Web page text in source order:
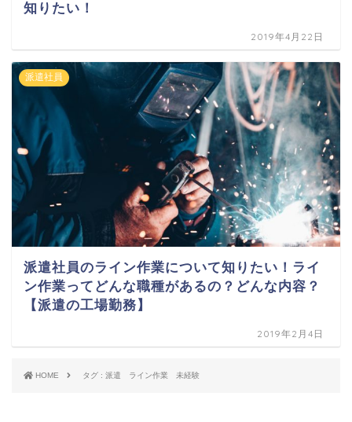
知りたい！
2019年4月22日
派遣社員
派遣社員のライン作業について知りたい！ライ
ン作業ってどんな職種があるの？どんな内容？
【派遣の工場勤務】
2019年2月4日
HOME タグ : 派遣 ライン作業 未経験